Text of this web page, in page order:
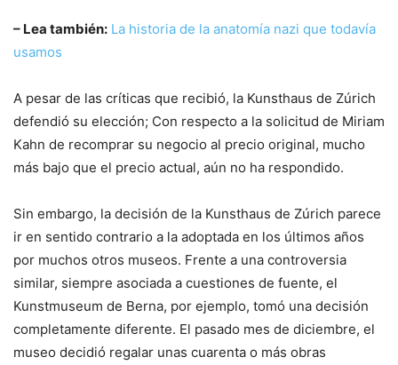
– Lea también: La historia de la anatomía nazi que todavía
usamos
A pesar de las críticas que recibió, la Kunsthaus de Zúrich
defendió su elección; Con respecto a la solicitud de Miriam
Kahn de recomprar su negocio al precio original, mucho
más bajo que el precio actual, aún no ha respondido.
Sin embargo, la decisión de la Kunsthaus de Zúrich parece
ir en sentido contrario a la adoptada en los últimos años
por muchos otros museos. Frente a una controversia
similar, siempre asociada a cuestiones de fuente, el
Kunstmuseum de Berna, por ejemplo, tomó una decisión
completamente diferente. El pasado mes de diciembre, el
museo decidió regalar unas cuarenta o más obras